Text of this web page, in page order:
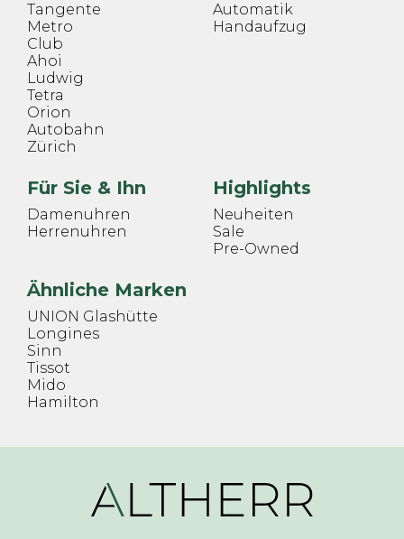
Tangente
Metro
Club
Ahoi
Ludwig
Tetra
Orion
Autobahn
Zürich
Automatik
Handaufzug
Für Sie & Ihn
Damenuhren
Herrenuhren
Highlights
Neuheiten
Sale
Pre-Owned
Ähnliche Marken
UNION Glashütte
Longines
Sinn
Tissot
Mido
Hamilton